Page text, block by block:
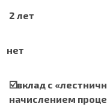
2 лет
нет
☑️вклад с
начислением